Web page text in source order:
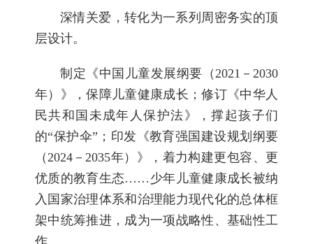
深情关爱，转化为一系列周密务实的顶
层设计。
制定《中国儿童发展纲要（2021－2030
年）》，保障儿童健康成长；修订《中华人
民共和国未成年人保护法》，撑起孩子们
的“保护伞”；印发《教育强国建设规划纲要
（2024－2035年）》，着力构建更包容、更
优质的教育生态……少年儿童健康成长被纳
入国家治理体系和治理能力现代化的总体框
架中统筹推进，成为一项战略性、基础性工
作。